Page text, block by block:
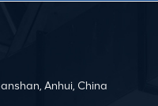
Anhui, China